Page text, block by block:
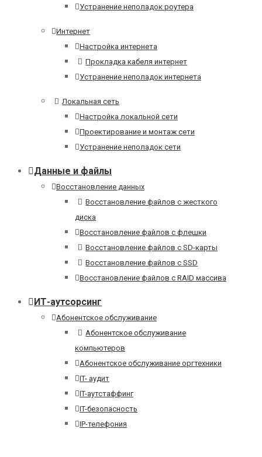
Устранение неполадок роутера
Интернет
Настройка интернета
Прокладка кабеля интернет
Устранение неполадок интернета
Локальная сеть
Настройка локальной сети
Проектирование и монтаж сети
Устранение неполадок сети
Данные и файлы
Восстановление данных
Восстановление файлов с жесткого
диска
Восстановление файлов с флешки
Восстановление файлов с SD-карты
Восстановление файлов с SSD
Восстановление файлов с RAID массива
ИТ-аутсорсинг
Абонентское обслуживание
Абонентское обслуживание
компьютеров
Абонентское обслуживание оргтехники
IT- аудит
IT-аутстаффинг
IT-безопасность
IP-телефония